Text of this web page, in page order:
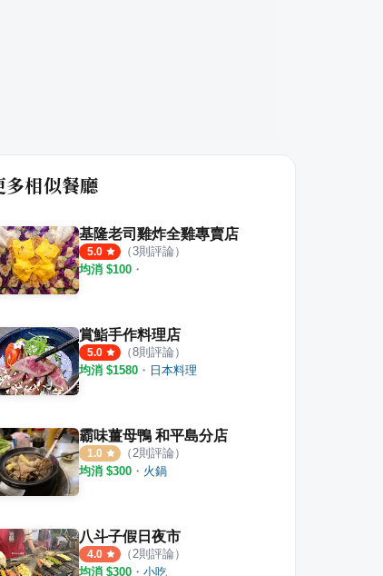
多相似餐廳
基隆老司雞炸全雞專賣店
5.0 （3則評論）
均消 $100 ・
賞鮨手作料理店
5.0 （8則評論）
均消 $1580 ・ 日本料理
霸味薑母鴨 和平島分店
1.0 （ 2則評論）
均消 $300 ・ 火鍋
八斗子假日夜市
4.0 （ 2則評論）
均消 $300 ・ 小吃